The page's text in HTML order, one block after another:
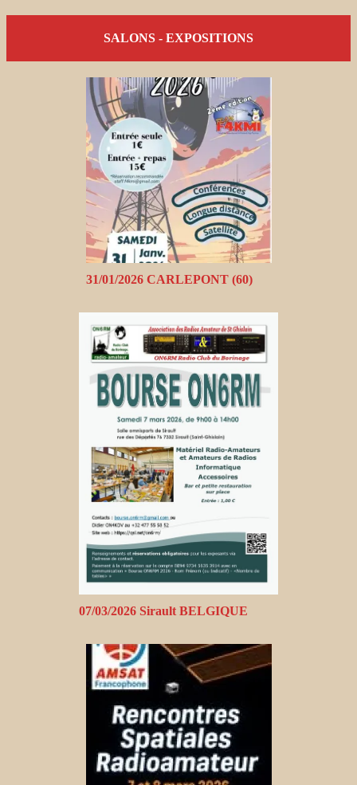
SALONS - EXPOSITIONS
31/01/2026 CARLEPONT (60)
07/03/2026 Sirault BELGIQUE